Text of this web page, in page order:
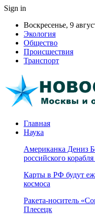
Sign in
Воскресенье, 9
Экология
Общество
Происшествия
Транспорт
Главная
Наука
Американка Дениз
российского
Карты в РФ будут
космоса
Ракета-носитель
Плесецк